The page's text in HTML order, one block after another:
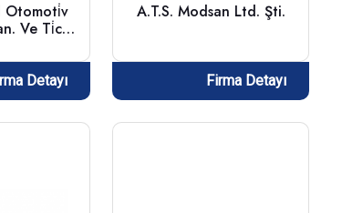
Otomoti̇v
Ve Ti̇c.
Detayı
A.T.S. Modsan Ltd. Şti.
Firma Detayı